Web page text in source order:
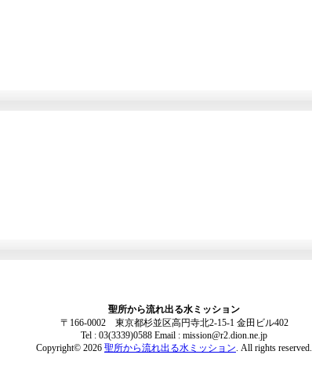
聖所から流れ出る水ミッション
〒166-0002 東京都杉並区高円寺北2-15-1 金田ビル402
Tel : 03(3339)0588 Email : mission@r2.dion.ne.jp
Copyright© 2026 聖所から流れ出る水ミッション. All rights reserved.